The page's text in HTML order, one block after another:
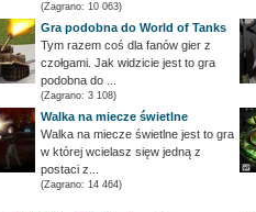
(Zagrano: 10 063)
Gra podobna do World of Tanks
Tym razem coś dla fanów gier z
czołgami. Jak widzicie jest to gra
podobna do ...
(Zagrano: 3 108)
Walka na miecze świetlne
Walka na miecze świetlne jest to gra
w której wcielasz sięw jedną z
postaci z...
(Zagrano: 14 464)